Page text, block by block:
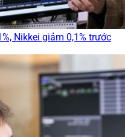
Nikkei giảm 0,1% trước